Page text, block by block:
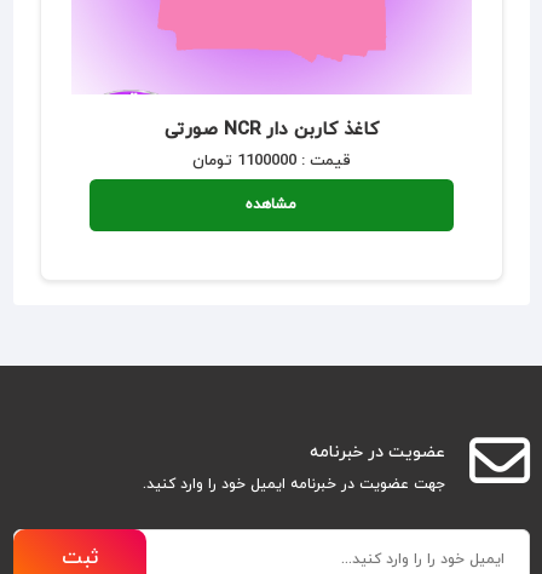
کاغذ کاربن دار NCR صورتی
قیمت : 1100000 تومان
مشاهده
عضویت در خبرنامه
جهت عضویت در خبرنامه ایمیل خود را وارد کنید.
ثبت